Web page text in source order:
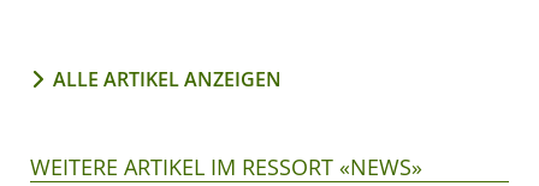
ALLE ARTIKEL ANZEIGEN
WEITERE ARTIKEL IM RESSORT «NEWS»